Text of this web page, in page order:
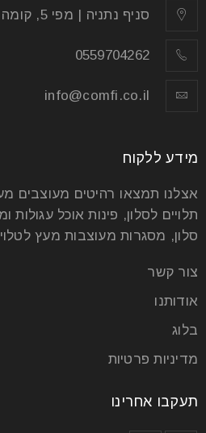
שולחנות עגולים
הרעיון של שולחנות עגולים
חושבים על זה לעומק, הוא פשוט
סניף נתניה | מפי 5, קומה 1, מתחם "Soho"
0559704262
info@comfi.co.il
מידע ללקוח
אצלנו תמצאו רהיטים מעוצבים
תלויים לסלון, פינות אוכל
סלון, מסגרות מעוצבות מעץ
צור קשר
אודותנו
בלוג
מדיניות פרטיות
תעקבו אחרינו